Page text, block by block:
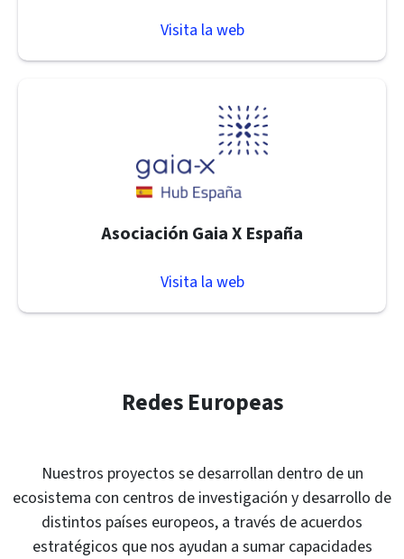
Visita la web
Asociación Gaia X España
Visita la web
Redes Europeas
Nuestros proyectos se desarrollan dentro de un
ecosistema con centros de investigación y desarrollo de
distintos países europeos, a través de acuerdos
estratégicos que nos ayudan a sumar capacidades